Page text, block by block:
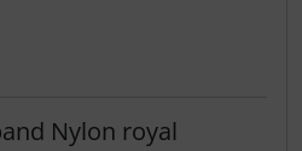
Nylon royal